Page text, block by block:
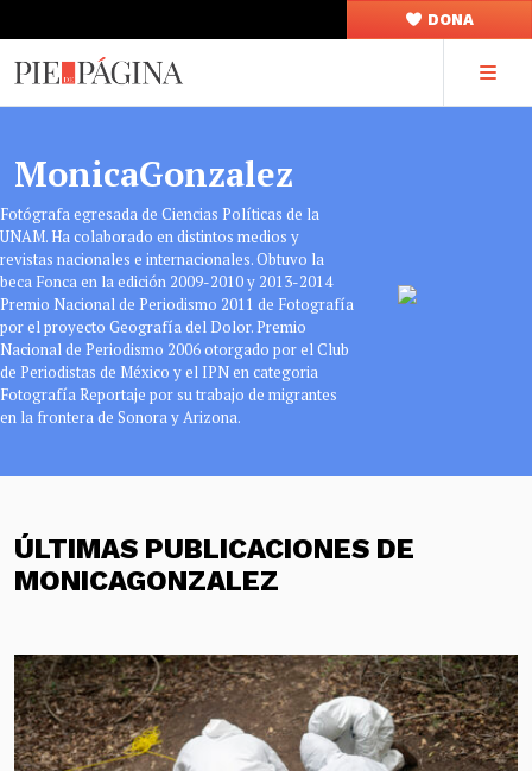
DONA
MonicaGonzalez
Fotógrafa egresada de Ciencias Políticas de la
UNAM. Ha colaborado en distintos medios y
revistas nacionales e internacionales. Obtuvo la
beca Fonca en la edición 2009-2010 y 2013-2014
Premio Nacional de Periodismo 2011 de Fotografía
por el proyecto Geografía del Dolor. Premio
Nacional de Periodismo 2006 otorgado por el Club
de Periodistas de México y el IPN en categoria
Fotografía Reportaje por su trabajo de migrantes
en la frontera de Sonora y Arizona.
ÚLTIMAS PUBLICACIONES DE
MONICAGONZALEZ